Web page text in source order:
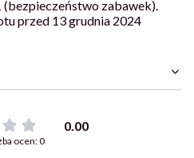
(bezpieczeństwo zabawek).
przed 13 grudnia 2024
0.00
ocen: 0